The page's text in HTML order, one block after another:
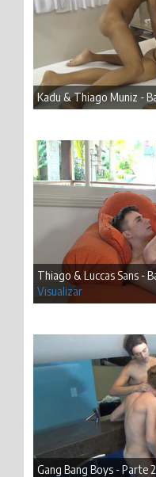
Kadu & Thiago Muniz -
Thiago & Luccas Sans -
Visualizar
Gang Bang Boys - Parte